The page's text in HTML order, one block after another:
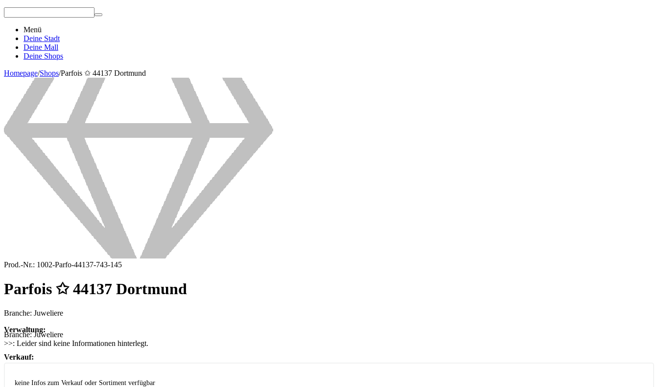
Menü
Deine Stadt
Deine Mall
Deine Shops
Homepage/Shops/Parfois ✩ 44137 Dortmund
Prod.-Nr.: 1002-Parfo-44137-743-145
Parfois ✩ 44137 Dortmund
Branche: Juweliere
Verwaltung:
Branche:Juweliere
>>: Leider sind keine Informationen hinterlegt.
Verkauf:
keine Infos zum Verkauf oder Sortiment verfügbar